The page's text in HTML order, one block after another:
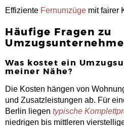
Effiziente Fernumzüge mit fairer
Häufige Fragen zu
Was kostet ein
meiner Nähe?
Die Kosten hängen von
und Zusatzleistungen ab. Für
Berlin liegen typische
niedrigen bis mittleren